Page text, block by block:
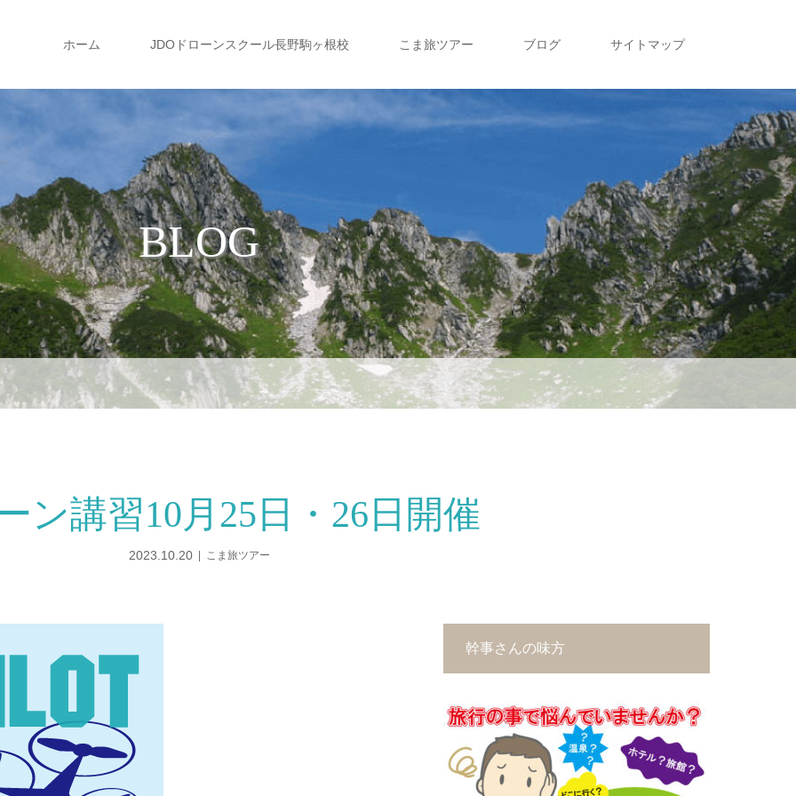
ホーム JDOドローンスクール長野駒ヶ根校 こま旅ツアー ブログ サイトマップ
BLOG
ン講習10月25日・26日開催
2023.10.20 こま旅ツアー
幹事さんの味方